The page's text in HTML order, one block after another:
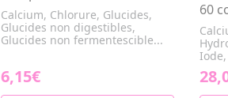
Calcium, Chlorure, Glucides,
Glucides non digestibles,
Glucides non fermentescible...
6,15€
60